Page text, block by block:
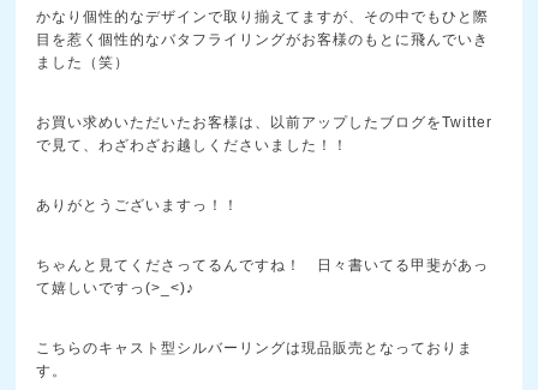
かなり個性的なデザインで取り揃えてますが、その中でもひと際
目を惹く個性的なバタフライリングがお客様のもとに飛んでいき
ました（笑）
お買い求めいただいたお客様は、以前アップしたブログをTwitter
で見て、わざわざお越しくださいました！！
ありがとうございますっ！！
ちゃんと見てくださってるんですね！ 日々書いてる甲斐があっ
て嬉しいですっ(>_<)♪
こちらのキャスト型シルバーリングは現品販売となっておりま
す。